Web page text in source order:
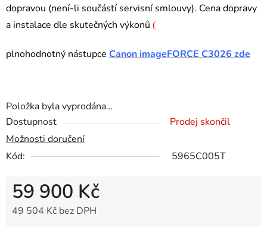
dopravou (není-li součástí servisní smlouvy). Cena dopravy
a instalace dle skutečných výkonů (
plnohodnotný nástupce Canon imageFORCE C3026 zde
Položka byla vyprodána…
Dostupnost
Prodej skončil
Možnosti doručení
Kód:
5965C005T
59 900 Kč
49 504 Kč bez DPH